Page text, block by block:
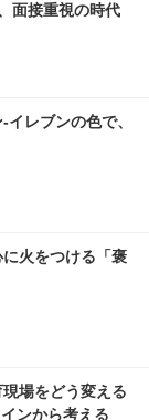
面接重視の時代
イレブンの色で、
に火をつける「褒
場をどう変える
ンから考える